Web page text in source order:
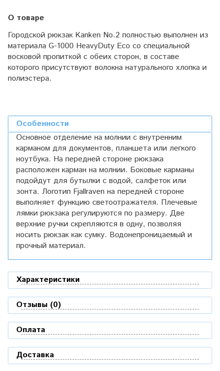
О товаре
Городской рюкзак Kanken No.2 полностью выполнен из
материала G-1000 HeavyDuty Eco со специальной
восковой пропиткой с обеих сторон, в составе
которого присутствуют волокна натурального хлопка и
полиэстера.
Особенности
Основное отделение на молнии с внутренним
карманом для документов, планшета или легкого
ноутбука. На передней стороне рюкзака
расположен карман на молнии. Боковые карманы
подойдут для бутылки с водой, салфеток или
зонта. Логотип Fjallraven на передней стороне
выполняет функцию светоотражателя. Плечевые
лямки рюкзака регулируются по размеру. Две
верхние ручки скрепляются в одну, позволяя
носить рюкзак как сумку. Водонепроницаемый и
прочный материал.
Характеристики
Отзывы (0)
Оплата
Доставка